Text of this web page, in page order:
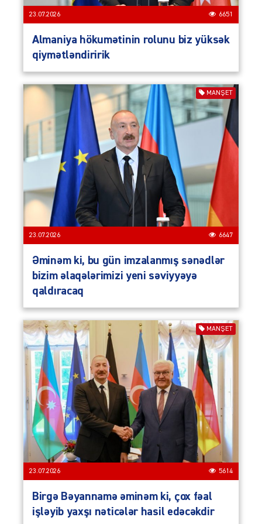
23.07.2026 6651
Almaniya hökumətinin rolunu biz yüksək
qiymətləndiririk
MANŞET
23.07.2026 6647
Əminəm ki, bu gün imzalanmış sənədlər
bizim əlaqələrimizi yeni səviyyəyə
qaldıracaq
MANŞET
23.07.2026 5614
Birgə Bəyannamə əminəm ki, çox fəal
işləyib yaxşı nəticələr hasil edəcəkdir